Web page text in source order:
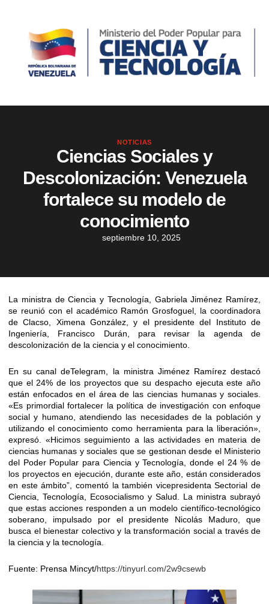
NOTICIAS
Ciencias Sociales y
Descolonización: Venezuela
fortalece su modelo de
conocimiento
septiembre 10, 2025
La ministra de Ciencia y Tecnología, Gabriela Jiménez Ramírez,
se reunió con el académico Ramón Grosfoguel, la coordinadora
de Clacso, Ximena González, y el presidente del Instituto de
Ingeniería, Francisco Durán, para revisar la agenda de
descolonización de la ciencia y el conocimiento.
En su canal deTelegram, la ministra Jiménez Ramírez destacó
que el 24% de los proyectos que su despacho ejecuta este año
están enfocados en el área de las ciencias humanas y sociales.
«Es primordial fortalecer la política de investigación con enfoque
social y humano, atendiendo las necesidades de la población y
utilizando el conocimiento como herramienta para la liberación»,
expresó. «Hicimos seguimiento a las actividades en materia de
ciencias humanas y sociales que se gestionan desde el Ministerio
del Poder Popular para Ciencia y Tecnología, donde el 24 % de
los proyectos en ejecución, durante este año, están considerados
en este ámbito”, comentó la también vicepresidenta Sectorial de
Ciencia, Tecnología, Ecosocialismo y Salud. La ministra subrayó
que estas acciones responden a un modelo científico-tecnológico
soberano, impulsado por el presidente Nicolás Maduro, que
busca el bienestar colectivo y la transformación social a través de
la ciencia y la tecnología.
Fuente: Prensa Mincyt/https://tinyurl.com/2w9csewb